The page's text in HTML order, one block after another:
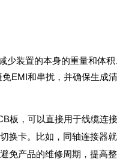
少装置的本身的重量和体
EMI和串扰，并确保生成
板，可以直接用于线缆连
换卡。比如，同轴连接器
免产品的维修周期，提高整